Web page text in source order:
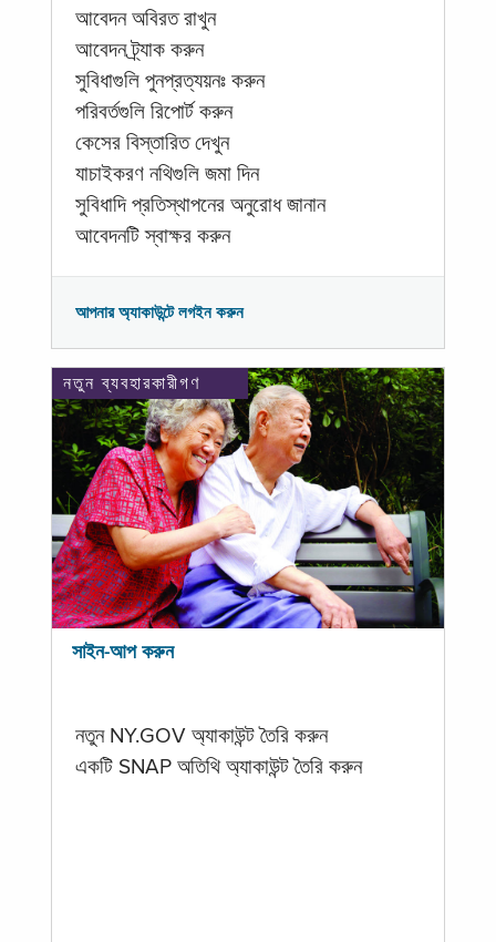
আবেদন অবিরত রাখুন
আবেদন ট্র্যাক করুন
সুবিধাগুলি পুনপ্রত্যয়নঃ করুন
পরিবর্তগুলি রিপোর্ট করুন
কেসের বিস্তারিত দেখুন
যাচাইকরণ নথিগুলি জমা দিন
সুবিধাদি প্রতিস্থাপনের অনুরোধ জানান
আবেদনটি স্বাক্ষর করুন
আপনার অ্যাকাউন্টে লগইন করুন
নতুন ব্যবহারকারীগণ
সাইন-আপ করুন
নতুন NY.GOV অ্যাকাউন্ট তৈরি করুন
একটি SNAP অতিথি অ্যাকাউন্ট তৈরি করুন